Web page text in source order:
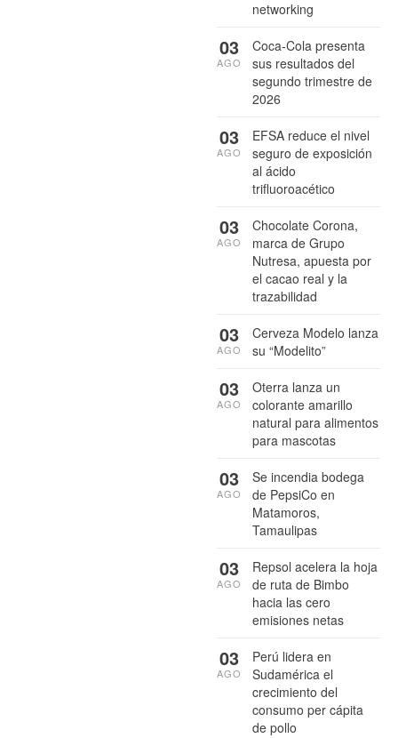
networking
Coca-Cola presenta
sus resultados del
segundo trimestre de
2026
03
AGO
EFSA reduce el nivel
seguro de exposición
al ácido
trifluoroacético
03
AGO
Chocolate Corona,
marca de Grupo
Nutresa, apuesta por
el cacao real y la
trazabilidad
03
AGO
Cerveza Modelo lanza
su “Modelito”
03
AGO
Oterra lanza un
colorante amarillo
natural para alimentos
para mascotas
03
AGO
Se incendia bodega
de PepsiCo en
Matamoros,
Tamaulipas
03
AGO
Repsol acelera la hoja
de ruta de Bimbo
hacia las cero
emisiones netas
03
AGO
Perú lidera en
Sudamérica el
crecimiento del
consumo per cápita
de pollo
03
AGO